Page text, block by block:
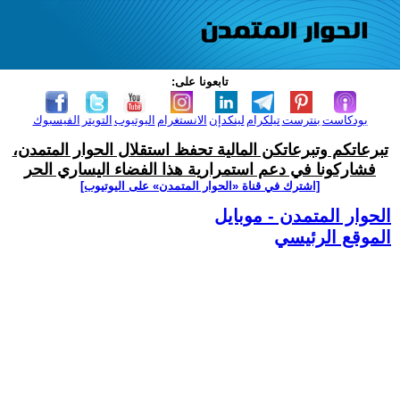
تابعونا على:
الفيسبوك التويتر اليوتيوب الانستغرام لينكدإن تيلكرامبنترست بودكاست
تبرعاتكم وتبرعاتكن المالية تحفظ استقلال الحوار المتمدن،
فشاركونا في دعم استمرارية هذا الفضاء اليساري الحر
[اشترك في قناة ‫«الحوار المتمدن» على اليوتيوب]
الحوار المتمدن - موبايل
الموقع الرئيسي